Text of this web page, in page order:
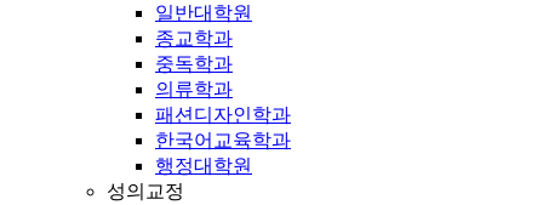
일반대학원
종교학과
중독학과
의류학과
패션디자인학과
한국어교육학과
행정대학원
성의교정